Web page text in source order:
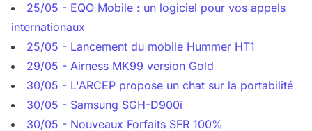
25/05 - EQO Mobile : un logiciel pour vos appels
internationaux
25/05 - Lancement du mobile Hummer HT1
29/05 - Airness MK99 version Gold
30/05 - L'ARCEP propose un chat sur la portabilité
30/05 - Samsung SGH-D900i
30/05 - Nouveaux Forfaits SFR 100%